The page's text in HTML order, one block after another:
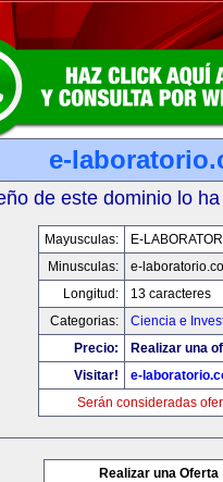
e-
de este dominio lo
Mayusculas:
E-
Minusculas:
e-
Longitud:
13 caracteres
Categorias:
Ciencia e
Precio:
Realizar una
Visitar!
e-
Serán consideradas
Realizar una Oferta